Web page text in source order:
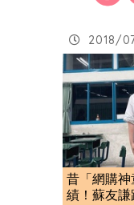
2018/
昔「網購神
績！蘇友